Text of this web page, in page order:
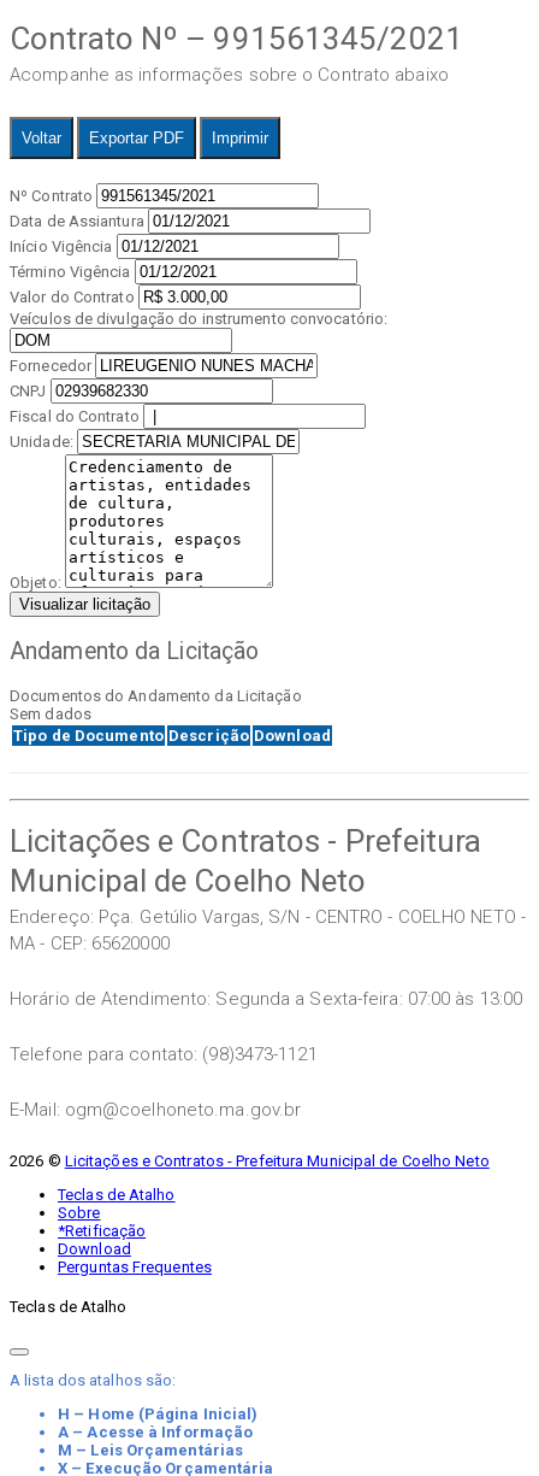
Contrato Nº – 991561345/2021
Acompanhe as informações sobre o Contrato abaixo
Voltar Exportar PDF Imprimir
Nº Contrato
Data de Assiantura
Início Vigência
Término Vigência
Valor do Contrato
Veículos de divulgação do instrumento convocatório:
Fornecedor
CNPJ
Fiscal do Contrato
Unidade:
Objeto:
Visualizar licitação
Andamento da Licitação
Documentos do Andamento da Licitação
Sem dados
Tipo de Documento Descrição Download
Licitações e Contratos - Prefeitura
Municipal de Coelho Neto
Endereço: Pça. Getúlio Vargas, S/N - CENTRO - COELHO NETO -
MA - CEP: 65620000
Horário de Atendimento: Segunda a Sexta-feira: 07:00 às 13:00
Telefone para contato: (98)3473-1121
E-Mail: ogm@coelhoneto.ma.gov.br
2026 © Licitações e Contratos - Prefeitura Municipal de Coelho Neto
Teclas de Atalho
Sobre
*Retificação
Download
Perguntas Frequentes
Teclas de Atalho
A lista dos atalhos são:
H – Home (Página Inicial)
A – Acesse à Informação
M – Leis Orçamentárias
X – Execução Orçamentária